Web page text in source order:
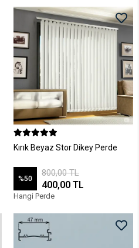
Kırık Beyaz Stor Dikey Perde
%50
800,00 TL
400,00 TL
Hangi Perde